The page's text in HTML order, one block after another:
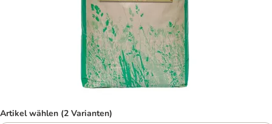
Artikel wählen (2 Varianten)